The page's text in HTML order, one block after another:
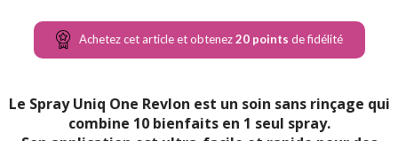
Achetez cet article et obtenez20points de fidélité
Le Spray Uniq One Revlon est un soin sans rinçage qui
combine 10 bienfaits en 1 seul spray.